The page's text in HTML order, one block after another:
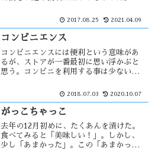
ったが、樺太の惨状は今回初めて知りも
は、本土侵略の意図も。それを防ぐた
2017.08.25 2021.04.09
コンビニエンス
コンビニエンスには便利という意味があ
るが、ストアが一番最初に思い浮かぶと
思う。コンビニを利用する事は少ない
ている。それまでは、前日におにぎりを
24時間営業の必要性は・・
2018.07.03 2020.10.07
がっこちゃっこ
去年の12月初めに、たくあんを漬けた。
食べてみると「美味しい！」。しかし、
少し「あまかった」。この「あまかっ